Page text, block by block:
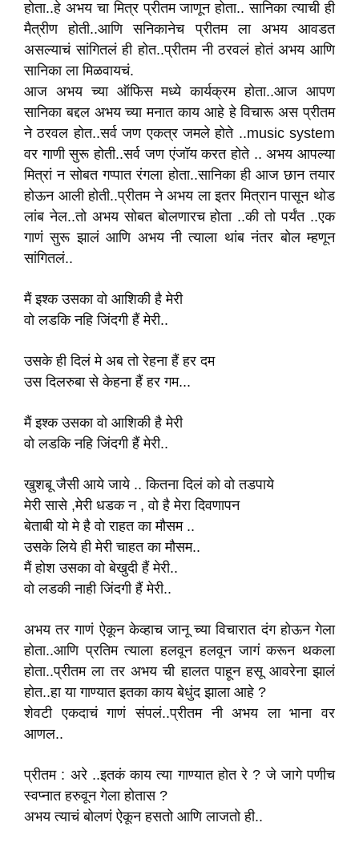
होता..हे अभय चा मित्र प्रीतम जाणून होता.. सानिका त्याची ही
मैत्रीण होती..आणि सनिकानेच प्रीतम ला अभय आवडत
असल्याचं सांगितलं ही होत..प्रीतम नी ठरवलं होतं अभय आणि
सानिका ला मिळवायचं.
आज अभय च्या ऑफिस मध्ये कार्यक्रम होता..आज आपण
सानिका बद्दल अभय च्या मनात काय आहे हे विचारू अस प्रीतम
ने ठरवल होत..सर्व जण एकत्र जमले होते ..music system
वर गाणी सुरू होती..सर्व जण एंजॉय करत होते .. अभय आपल्या
मित्रां न सोबत गप्पात रंगला होता..सानिका ही आज छान तयार
होऊन आली होती..प्रीतम ने अभय ला इतर मित्रान पासून थोड
लांब नेल..तो अभय सोबत बोलणारच होता ..की तो पर्यंत ..एक
गाणं सुरू झालं आणि अभय नी त्याला थांब नंतर बोल म्हणून
सांगितलं..
मैं इश्क उसका वो आशिकी है मेरी
वो लडकि नहि जिंदगी हैं मेरी..
उसके ही दिलं मे अब तो रेहना हैं हर दम
उस दिलरुबा से केहना हैं हर गम...
मैं इश्क उसका वो आशिकी है मेरी
वो लडकि नहि जिंदगी हैं मेरी..
खुशबू जैसी आये जाये .. कितना दिलं को वो तडपाये
मेरी सासे ,मेरी धडक न , वो है मेरा दिवणापन
बेताबी यो मे है वो राहत का मौसम ..
उसके लिये ही मेरी चाहत का मौसम..
मैं होश उसका वो बेखुदी हैं मेरी..
वो लडकी नाही जिंदगी हैं मेरी..
अभय तर गाणं ऐकून केव्हाच जानू च्या विचारात दंग होऊन गेला
होता..आणि प्रतिम त्याला हलवून हलवून जागं करून थकला
होता..प्रीतम ला तर अभय ची हालत पाहून हसू आवरेना झालं
होत..हा या गाण्यात इतका काय बेधुंद झाला आहे ?
शेवटी एकदाचं गाणं संपलं..प्रीतम नी अभय ला भाना वर
आणल..
प्रीतम : अरे ..इतकं काय त्या गाण्यात होत रे ? जे जागे पणीच
स्वप्नात हरुवून गेला होतास ?
अभय त्याचं बोलणं ऐकून हसतो आणि लाजतो ही..